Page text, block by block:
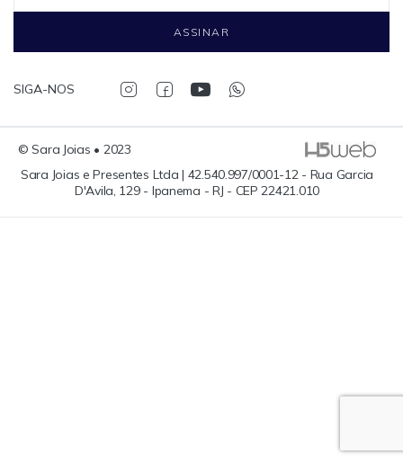
ASSINAR
SIGA-NOS
© Sara Joias • 2023
Sara Joias e Presentes Ltda | 42.540.997/0001-12 - Rua Garcia
D'Avila, 129 - Ipanema - RJ - CEP 22421.010